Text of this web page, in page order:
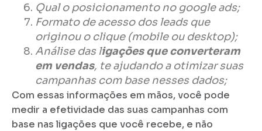
Qual o posicionamento no google ads;
Formato de acesso dos leads que
originou o clique (mobile ou desktop);
Análise das ligações que converteram
em vendas, te ajudando a otimizar suas
campanhas com base nesses dados;
Com essas informações em mãos, você pode
medir a efetividade das suas campanhas com
base nas ligações que você recebe, e não